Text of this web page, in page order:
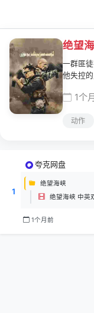
绝望
一群匪
他失控
1个
动作
1
夸克网盘
绝望海峡
绝望海峡 中英
1个月前